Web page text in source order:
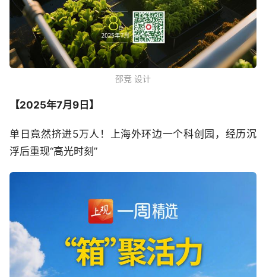
邵竞 设计
【2025年7月 9日】
单日竟然挤进5万人！上海外环边一个科创园，经历沉
浮后重现“高光时刻”